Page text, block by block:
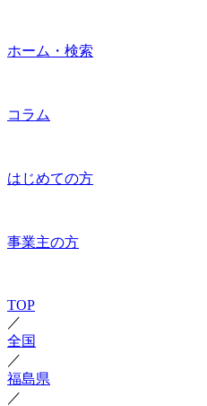
ホーム・検索
コラム
はじめての方
事業主の方
TOP
／
全国
／
福島県
／